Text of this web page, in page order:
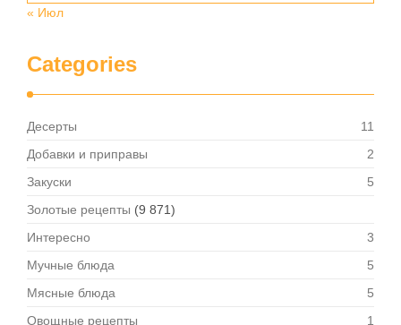
« Июл
Categories
Десерты
11
Добавки и приправы
2
Закуски
5
Золотые рецепты (9 871)
Интересно
3
Мучные блюда
5
Мясные блюда
5
Овощные рецепты
1